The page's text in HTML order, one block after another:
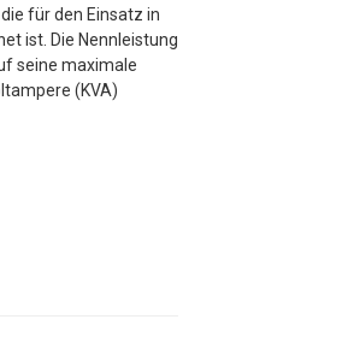
für den Einsatz in
ist. Die Nennleistung
seine maximale
(KVA)